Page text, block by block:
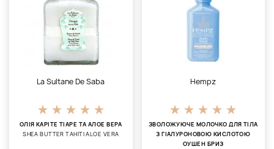
La Sultane De Saba
ОЛІЯ КАРІТЕ ТІАРЕ ТА АЛОЕ ВЕРА
SHEA BUTTER TAHITI ALOE VERA
Hempz
ЗВОЛОЖУЮЧЕ МОЛОЧКО ДЛЯ ТІЛА
З ГІАЛУРОНОВОЮ КИСЛОТОЮ
ОУШЕН БРИЗ